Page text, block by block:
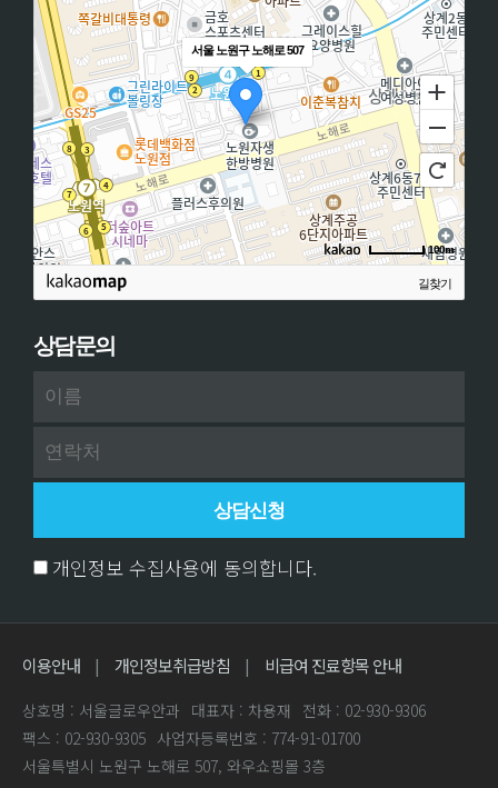
서울 노원구 노해로 507
100m
길찾기
상담문의
개인정보 수집사용에 동의합니다.
이용안내 | 개인정보취급방침 | 비급여 진료항목 안내
상호명 : 서울글로우안과 대표자 : 차용재
전화 : 02-930-9306
팩스 : 02-930-9305 사업자등록번호 : 774-91-01700
서울특별시 노원구 노해로 507, 와우쇼핑몰 3층